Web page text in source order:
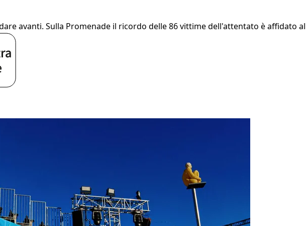
avanti. Sulla Promenade il ricordo delle 86 vittime dell'attentato è affidato